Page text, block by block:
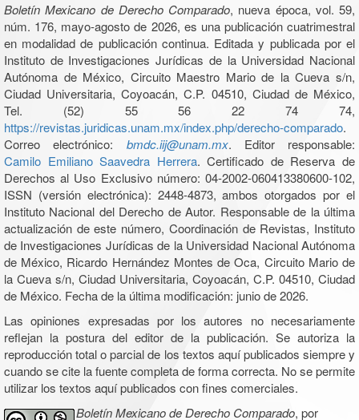
Boletín Mexicano de Derecho Comparado, nueva época, vol. 59,
núm. 176, mayo-agosto de 2026, es una publicación cuatrimestral
en modalidad de publicación continua. Editada y publicada por el
Instituto de Investigaciones Jurídicas de la Universidad Nacional
Autónoma de México, Circuito Maestro Mario de la Cueva s/n,
Ciudad Universitaria, Coyoacán, C.P. 04510, Ciudad de México,
Tel. (52) 55 56 22 74 74,
https://revistas.juridicas.unam.mx/index.php/derecho-comparado.
Correo electrónico: bmdc.iij@unam.mx. Editor responsable:
Camilo Emiliano Saavedra Herrera. Certificado de Reserva de
Derechos al Uso Exclusivo número: 04-2002-060413380600-102,
ISSN (versión electrónica): 2448-4873, ambos otorgados por el
Instituto Nacional del Derecho de Autor. Responsable de la última
actualización de este número, Coordinación de Revistas, Instituto
de Investigaciones Jurídicas de la Universidad Nacional Autónoma
de México, Ricardo Hernández Montes de Oca, Circuito Mario de
la Cueva s/n, Ciudad Universitaria, Coyoacán, C.P. 04510, Ciudad
de México. Fecha de la última modificación: junio de 2026.
Las opiniones expresadas por los autores no necesariamente
reflejan la postura del editor de la publicación. Se autoriza la
reproducción total o parcial de los textos aquí publicados siempre y
cuando se cite la fuente completa de forma correcta. No se permite
utilizar los textos aquí publicados con fines comerciales.
Boletín Mexicano de Derecho Comparado, por